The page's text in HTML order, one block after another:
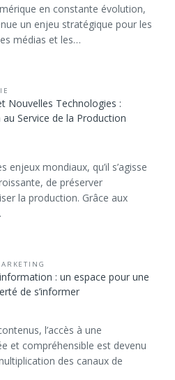
en constante évolution,
un enjeu stratégique pour les
médias et les…
Nouvelles Technologies :
au Service de la Production
enjeux mondiaux, qu’il s’agisse
de préserver
la production. Grâce aux
: un espace pour une
de s’informer
l’accès à une
et compréhensible est devenu
des canaux de